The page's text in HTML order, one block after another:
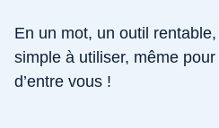
En un mot, un outil
simple à utiliser, même
d’entre vous !